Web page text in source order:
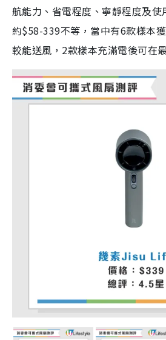
航能力、省電程度、寧靜程度及使
約$58-339不等，當中有6款樣本
較能送風，2款樣本充滿電後可在